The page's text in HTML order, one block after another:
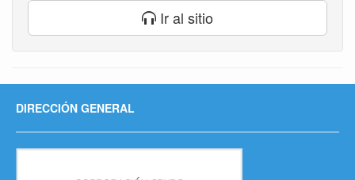
Ir al sitio
DIRECCIÓN GENERAL